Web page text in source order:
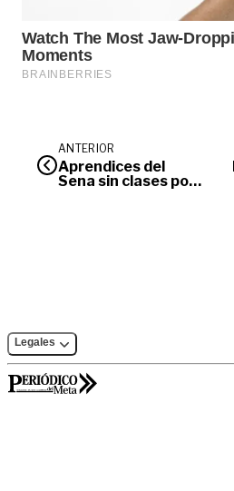
ANTERIOR
Aprendices del
Sena sin clases por
Legales